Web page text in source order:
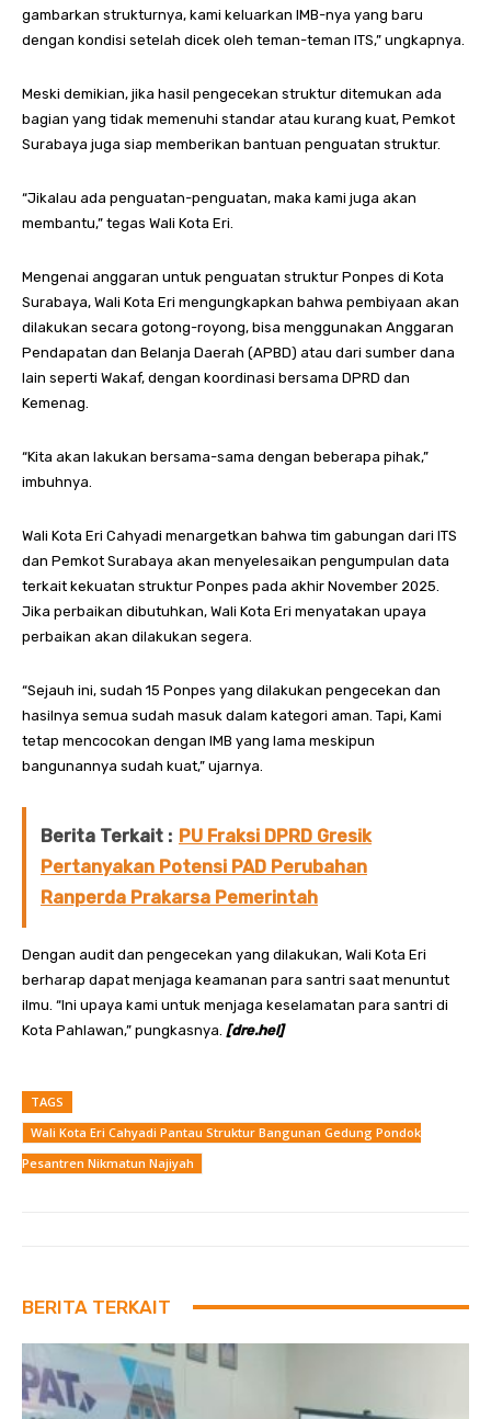
gambarkan strukturnya, kami keluarkan IMB-nya yang baru
dengan kondisi setelah dicek oleh teman-teman ITS,” ungkapnya.
Meski demikian, jika hasil pengecekan struktur ditemukan ada
bagian yang tidak memenuhi standar atau kurang kuat, Pemkot
Surabaya juga siap memberikan bantuan penguatan struktur.
“Jikalau ada penguatan-penguatan, maka kami juga akan
membantu,” tegas Wali Kota Eri.
Mengenai anggaran untuk penguatan struktur Ponpes di Kota
Surabaya, Wali Kota Eri mengungkapkan bahwa pembiyaan akan
dilakukan secara gotong-royong, bisa menggunakan Anggaran
Pendapatan dan Belanja Daerah (APBD) atau dari sumber dana
lain seperti Wakaf, dengan koordinasi bersama DPRD dan
Kemenag.
“Kita akan lakukan bersama-sama dengan beberapa pihak,”
imbuhnya.
Wali Kota Eri Cahyadi menargetkan bahwa tim gabungan dari ITS
dan Pemkot Surabaya akan menyelesaikan pengumpulan data
terkait kekuatan struktur Ponpes pada akhir November 2025.
Jika perbaikan dibutuhkan, Wali Kota Eri menyatakan upaya
perbaikan akan dilakukan segera.
“Sejauh ini, sudah 15 Ponpes yang dilakukan pengecekan dan
hasilnya semua sudah masuk dalam kategori aman. Tapi, Kami
tetap mencocokan dengan IMB yang lama meskipun
bangunannya sudah kuat,” ujarnya.
Berita Terkait : PU Fraksi DPRD Gresik
Pertanyakan Potensi PAD Perubahan
Ranperda Prakarsa Pemerintah
Dengan audit dan pengecekan yang dilakukan, Wali Kota Eri
berharap dapat menjaga keamanan para santri saat menuntut
ilmu. “Ini upaya kami untuk menjaga keselamatan para santri di
Kota Pahlawan,” pungkasnya. [dre.hel]
TAGS
Wali Kota Eri Cahyadi Pantau Struktur Bangunan Gedung Pondok
Pesantren Nikmatun Najiyah
BERITA TERKAIT